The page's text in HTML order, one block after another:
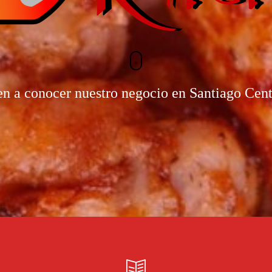
a conocer nuestro negocio en Santiago